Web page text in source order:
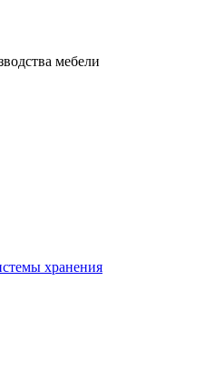
мебели
хранения